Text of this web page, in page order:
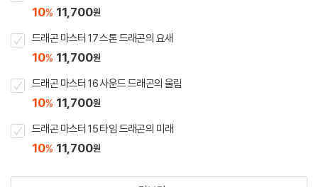
10% 11,700원
드래곤 마스터 17 스톤 드래곤의 요새
10% 11,700원
드래곤 마스터 16 사운드 드래곤의 울림
10% 11,700원
드래곤 마스터 15 타임 드래곤의 미래
10% 11,700원